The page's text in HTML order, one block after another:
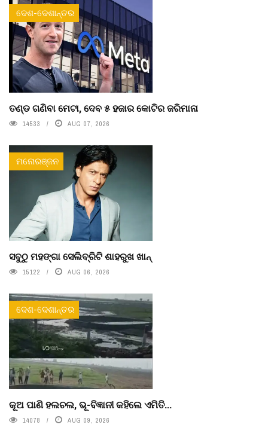
ଦେଶ-ଦେଶାନ୍ତର
ତଣ୍ଡ ଗଣିବା ମେଟା, ଦେବ ୫ ହଜାର କୋଟିର ଜରିମାନା
14533 AUG 07, 2026
ମନୋରଞ୍ଜନ
ସବୁଠୁ ମହଙ୍ଗା ସେଲିବ୍ରିଟି ଶାହରୁଖ ଖାନ୍
15122 AUG 06, 2026
ଦେଶ-ଦେଶାନ୍ତର
କୂଅ ପାଣି ହଲଚଲ, ଭୂ-ବିଜ୍ଞାନୀ କହିଲେ ଏମିତି...
14078 AUG 09, 2026